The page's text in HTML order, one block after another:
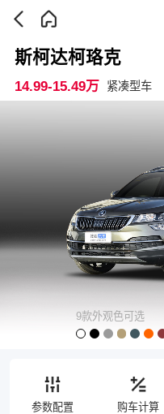
斯柯达柯珞克
14.99-15.49万 紧凑型车
9款外观色可选
参数配置 购车计算